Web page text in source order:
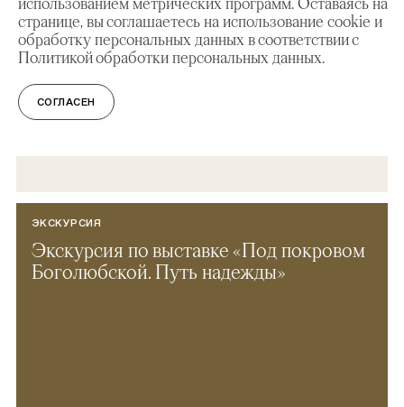
странице, вы соглашаетесь на использование cookie и
обработку персональных данных в соответствии с
Политикой обработки персональных данных.
СОГЛАСЕН
ЭКСКУРСИЯ
Экскурсия по выставке «Под покровом
Боголюбской. Путь надежды»